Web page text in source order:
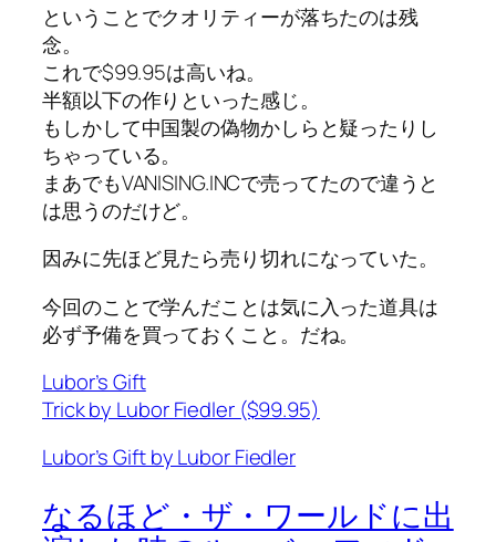
ということでクオリティーが落ちたのは残
念。
これで$99.95は高いね。
半額以下の作りといった感じ。
もしかして中国製の偽物かしらと疑ったりし
ちゃっている。
まあでもVANISING.INCで売ってたので違うと
は思うのだけど。
因みに先ほど見たら売り切れになっていた。
今回のことで学んだことは気に入った道具は
必ず予備を買っておくこと。だね。
Lubor’s Gift
Trick by Lubor Fiedler ($99.95)
Lubor’s Gift by Lubor Fiedler
なるほど・ザ・ワールドに出